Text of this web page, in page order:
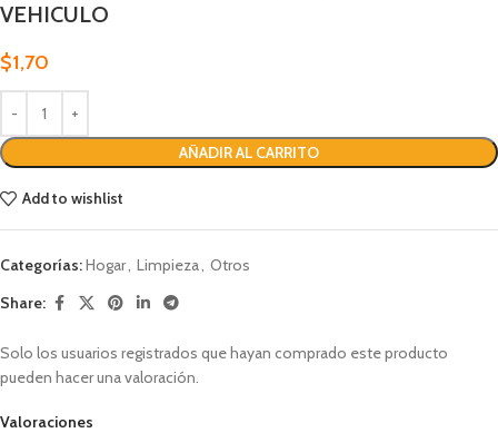
VEHICULO
$1,70
AÑADIR AL CARRITO
Add to wishlist
Categorías:Hogar Limpieza Otros
Share:
Valoraciones
Solo los usuarios registrados que hayan comprado este producto
pueden hacer una valoración.